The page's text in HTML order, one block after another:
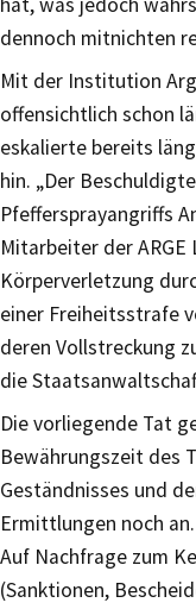
dennoch mitnichten
Mit der Institution
offensichtlich schon
eskalierte bereits
hin. „Der
Pfeffersprayangriffs
Mitarbeiter der
Körperverletzung
einer Freiheitsstrafe
deren Vollstreckung
die
Die vorliegende Tat
Bewährungszeit des
Geständnisses und
Ermittlungen noch an.
Auf Nachfrage zum
(Sanktionen,